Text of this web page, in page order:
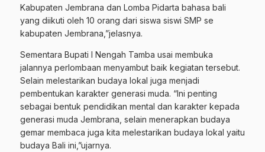
Kabupaten Jembrana dan Lomba Pidarta bahasa bali
yang diikuti oleh 10 orang dari siswa siswi SMP se
kabupaten Jembrana,”jelasnya.
Sementara Bupati I Nengah Tamba usai membuka
jalannya perlombaan menyambut baik kegiatan tersebut.
Selain melestarikan budaya lokal juga menjadi
pembentukan karakter generasi muda. “Ini penting
sebagai bentuk pendidikan mental dan karakter kepada
generasi muda Jembrana, selain menerapkan budaya
gemar membaca juga kita melestarikan budaya lokal yaitu
budaya Bali ini,”ujarnya.